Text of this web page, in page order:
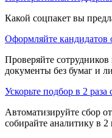
Какой соцпакет вы
Оформляйте кандидатов
Проверяйте
документы без бумаг и
Ускорьте подбор в 2 раза
Автоматизируйте сбор
собирайте аналитику в 2